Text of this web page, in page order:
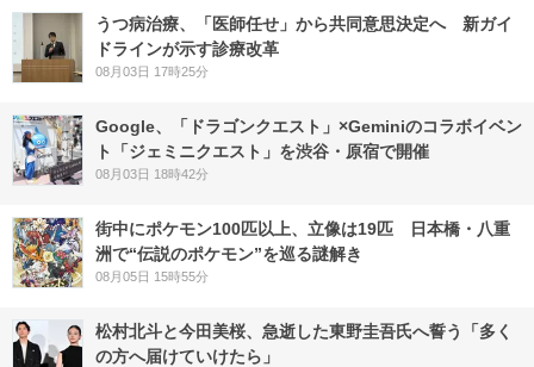
うつ病治療、「医師任せ」から共同意思決定へ 新ガイ
ドラインが示す診療改革
08月03日 17時25分
Google、「ドラゴンクエスト」×Geminiのコラボイベン
ト「ジェミニクエスト」を渋谷・原宿で開催
08月03日 18時42分
街中にポケモン100匹以上、立像は19匹 日本橋・八重
洲で“伝説のポケモン”を巡る謎解き
08月05日 15時55分
松村北斗と今田美桜、急逝した東野圭吾氏へ誓う「多く
の方へ届けていけたら」